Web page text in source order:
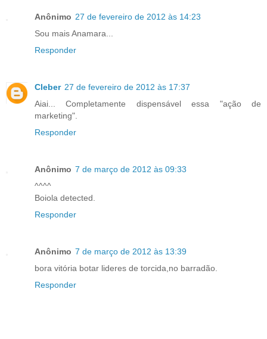
Anônimo 27 de fevereiro de 2012 às 14:23
Sou mais Anamara...
Responder
Cleber 27 de fevereiro de 2012 às 17:37
Aiai... Completamente dispensável essa "ação de
marketing".
Responder
Anônimo 7 de março de 2012 às 09:33
^^^^
Boiola detected.
Responder
Anônimo 7 de março de 2012 às 13:39
bora vitória botar lideres de torcida,no barradão.
Responder